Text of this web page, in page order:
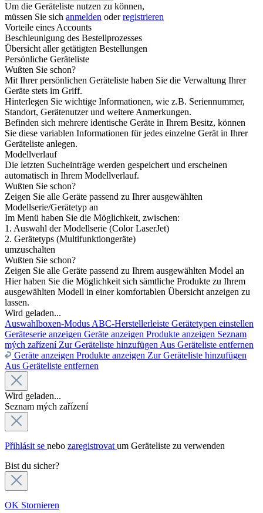
Um die Geräteliste nutzen zu können,
müssen Sie sich anmelden oderregistrieren
Vorteile eines Accounts
Beschleunigung des Bestellprozesses
Übersicht aller getätigten Bestellungen
Persönliche Geräteliste
Wußten Sie schon?
Mit Ihrer persönlichen Geräteliste haben Sie die Verwaltung Ihrer
Geräte stets im Griff.
Hinterlegen Sie wichtige Informationen, wie z.B. Seriennummer,
Standort, Gerätenutzer und weitere Anmerkungen.
Befinden sich mehrere identische Geräte in Ihrem Besitz, können
Sie diese variablen Informationen für jedes einzelne Gerät in Ihrer
Geräteliste anlegen.
Modellverlauf
Die letzten Sucheinträge werden gespeichert und erscheinen
automatisch in Ihrem Modellverlauf.
Wußten Sie schon?
Zeigen Sie alle Geräte passend zu Ihrer ausgewählten
Modellserie/Gerätetyp an
Im Menü haben Sie die Möglichkeit, zwischen:
1. Auswahl der Modellserie (Color LaserJet)
2. Gerätetyps (Multifunktiongeräte)
umzuschalten
Wußten Sie schon?
Zeigen Sie alle Geräte passend zu Ihrem ausgewählten Model an
Hier haben Sie die Möglichkeit sich sämtliche Produkte zu Ihrem
ausgewählten Modell in einer komfortablen Übersicht anzeigen zu
lassen.
Wird geladen...
Auswahlboxen-Modus ABC-Herstellerleiste Gerätetypen einstellen
Geräteserie anzeigen Geräte anzeigen Produkte anzeigen Seznam
mých zařízení Zur Geräteliste hinzufügen Aus Geräteliste entfernen
Geräte anzeigen Produkte anzeigen Zur Geräteliste hinzufügen
Aus Geräteliste entfernen
Wird geladen...
Seznam mých zařízení
Přihlásit se nebo zaregistrovat um Geräteliste zu verwenden
Bist du sicher?
OK Stornieren